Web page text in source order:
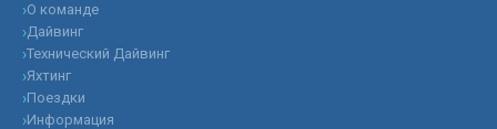
О команде
Дайвинг
Технический Дайвинг
Яхтинг
Поездки
Информация